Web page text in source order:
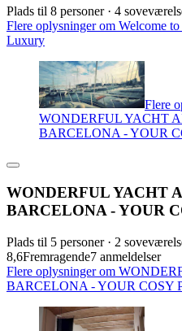
Plads til 8 personer · 4
Flere oplysninger om Welcome
Luxury
Flere
WONDERFUL YACHT
BARCELONA - YOUR
WONDERFUL YACHT
BARCELONA - YOUR
Plads til 5 personer · 2
8,6Fremragende7 anmeldelser
Flere oplysninger om
BARCELONA - YOUR COSY